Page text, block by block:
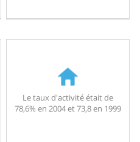
Le taux d'activité était de
78,6% en 2004 et 73,8 en 1999